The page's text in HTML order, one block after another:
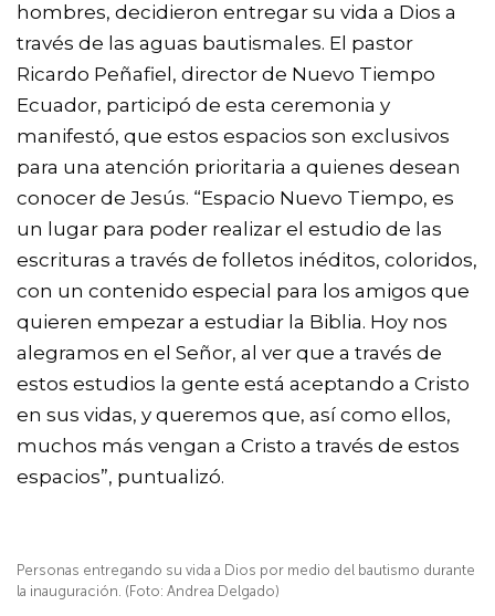
hombres, decidieron entregar su vida a Dios a
través de las aguas bautismales. El pastor
Ricardo Peñafiel, director de Nuevo Tiempo
Ecuador, participó de esta ceremonia y
manifestó, que estos espacios son exclusivos
para una atención prioritaria a quienes desean
conocer de Jesús. “Espacio Nuevo Tiempo, es
un lugar para poder realizar el estudio de las
escrituras a través de folletos inéditos, coloridos,
con un contenido especial para los amigos que
quieren empezar a estudiar la Biblia. Hoy nos
alegramos en el Señor, al ver que a través de
estos estudios la gente está aceptando a Cristo
en sus vidas, y queremos que, así como ellos,
muchos más vengan a Cristo a través de estos
espacios”, puntualizó.
Personas entregando su vida a Dios por medio del bautismo durante
la inauguración. (Foto: Andrea Delgado)